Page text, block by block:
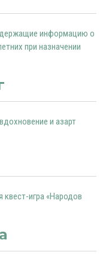
информацию о
при назначении
и азарт
квест-игра «Народов